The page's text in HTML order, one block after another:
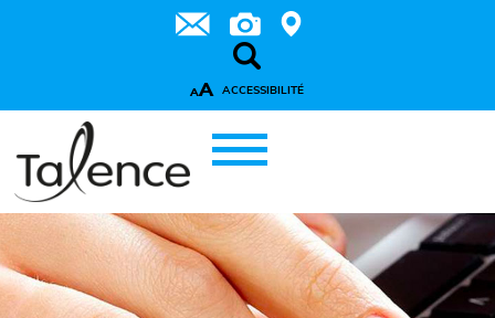
AA ACCESSIBILITÉ